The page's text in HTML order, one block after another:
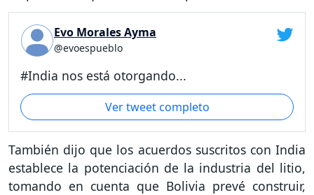
Evo Morales Ayma
@evoespueblo
#India nos está otorgando...
Ver tweet completo
También dijo que los acuerdos suscritos con India
establece la potenciación de la industria del litio,
tomando en cuenta que Bolivia prevé construir,